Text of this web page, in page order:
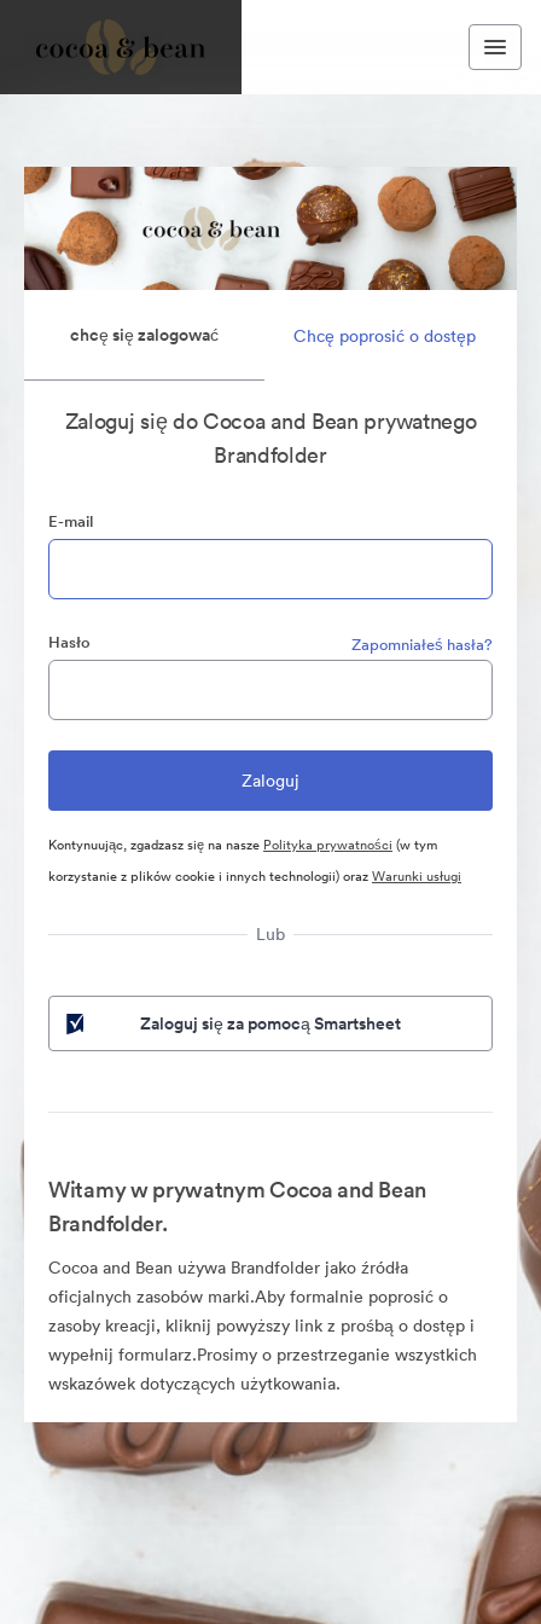
chcę się zalogować Chcę poprosić o dostęp
Zaloguj się do Cocoa and Bean prywatnego
Brandfolder
E-mail
Hasło Zapomniałeś hasła?
Kontynuując, zgadzasz się na nasze Polityka prywatności (w tym
korzystanie z plików cookie i innych technologii) orazWarunki usługi
Lub
Zaloguj się za pomocą Smartsheet
Witamy w prywatnym Cocoa and Bean
Brandfolder.
Cocoa and Bean używa Brandfolder jako źródła
oficjalnych zasobów marki.Aby formalnie poprosić o
zasoby kreacji, kliknij powyższy link z prośbą o dostęp i
wypełnij formularz.Prosimy o przestrzeganie wszystkich
wskazówek dotyczących użytkowania.